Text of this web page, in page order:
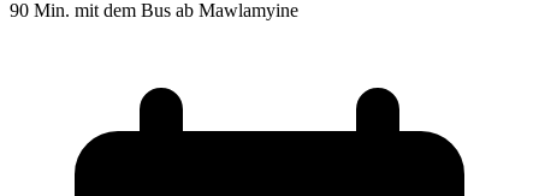
90 Min. mit dem Bus ab Mawlamyine